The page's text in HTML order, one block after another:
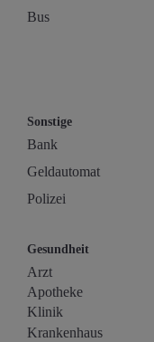
Bus
Sonstige
Bank
Geldautomat
Polizei
Gesundheit
Arzt
Apotheke
Klinik
Krankenhaus